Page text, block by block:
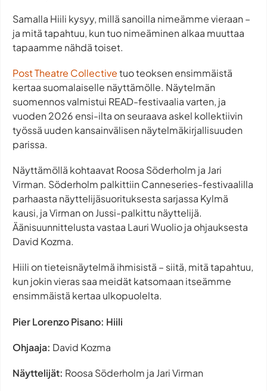
Samalla Hiili kysyy, millä sanoilla nimeämme vieraan –
ja mitä tapahtuu, kun tuo nimeäminen alkaa muuttaa
tapaamme nähdä toiset.
Post Theatre Collectivetuo teoksen ensimmäistä
kertaa suomalaiselle näyttämölle. Näytelmän
suomennos valmistui READ-festivaalia varten, ja
vuoden 2026 ensi-ilta on seuraava askel kollektiivin
työssä uuden kansainvälisen näytelmäkirjallisuuden
parissa.
Näyttämöllä kohtaavat Roosa Söderholm ja Jari
Virman. Söderholm palkittiin Canneseries-festivaalilla
parhaasta näyttelijäsuorituksesta sarjassa Kylmä
kausi, ja Virman on Jussi-palkittu näyttelijä.
Äänisuunnittelusta vastaa Lauri Wuolio ja ohjauksesta
David Kozma.
Hiili on tieteisnäytelmä ihmisistä – siitä, mitä tapahtuu,
kun jokin vieras saa meidät katsomaan itseämme
ensimmäistä kertaa ulkopuolelta.
Pier Lorenzo Pisano: Hiili
Ohjaaja: David Kozma
Näyttelijät: Roosa Söderholm ja Jari Virman